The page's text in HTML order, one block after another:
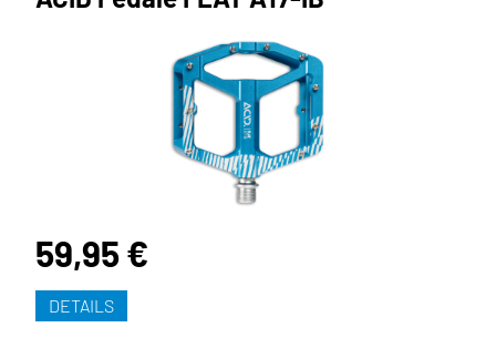
59,95 €
DETAILS